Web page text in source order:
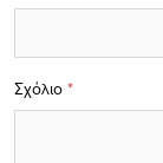
Σχόλιο *